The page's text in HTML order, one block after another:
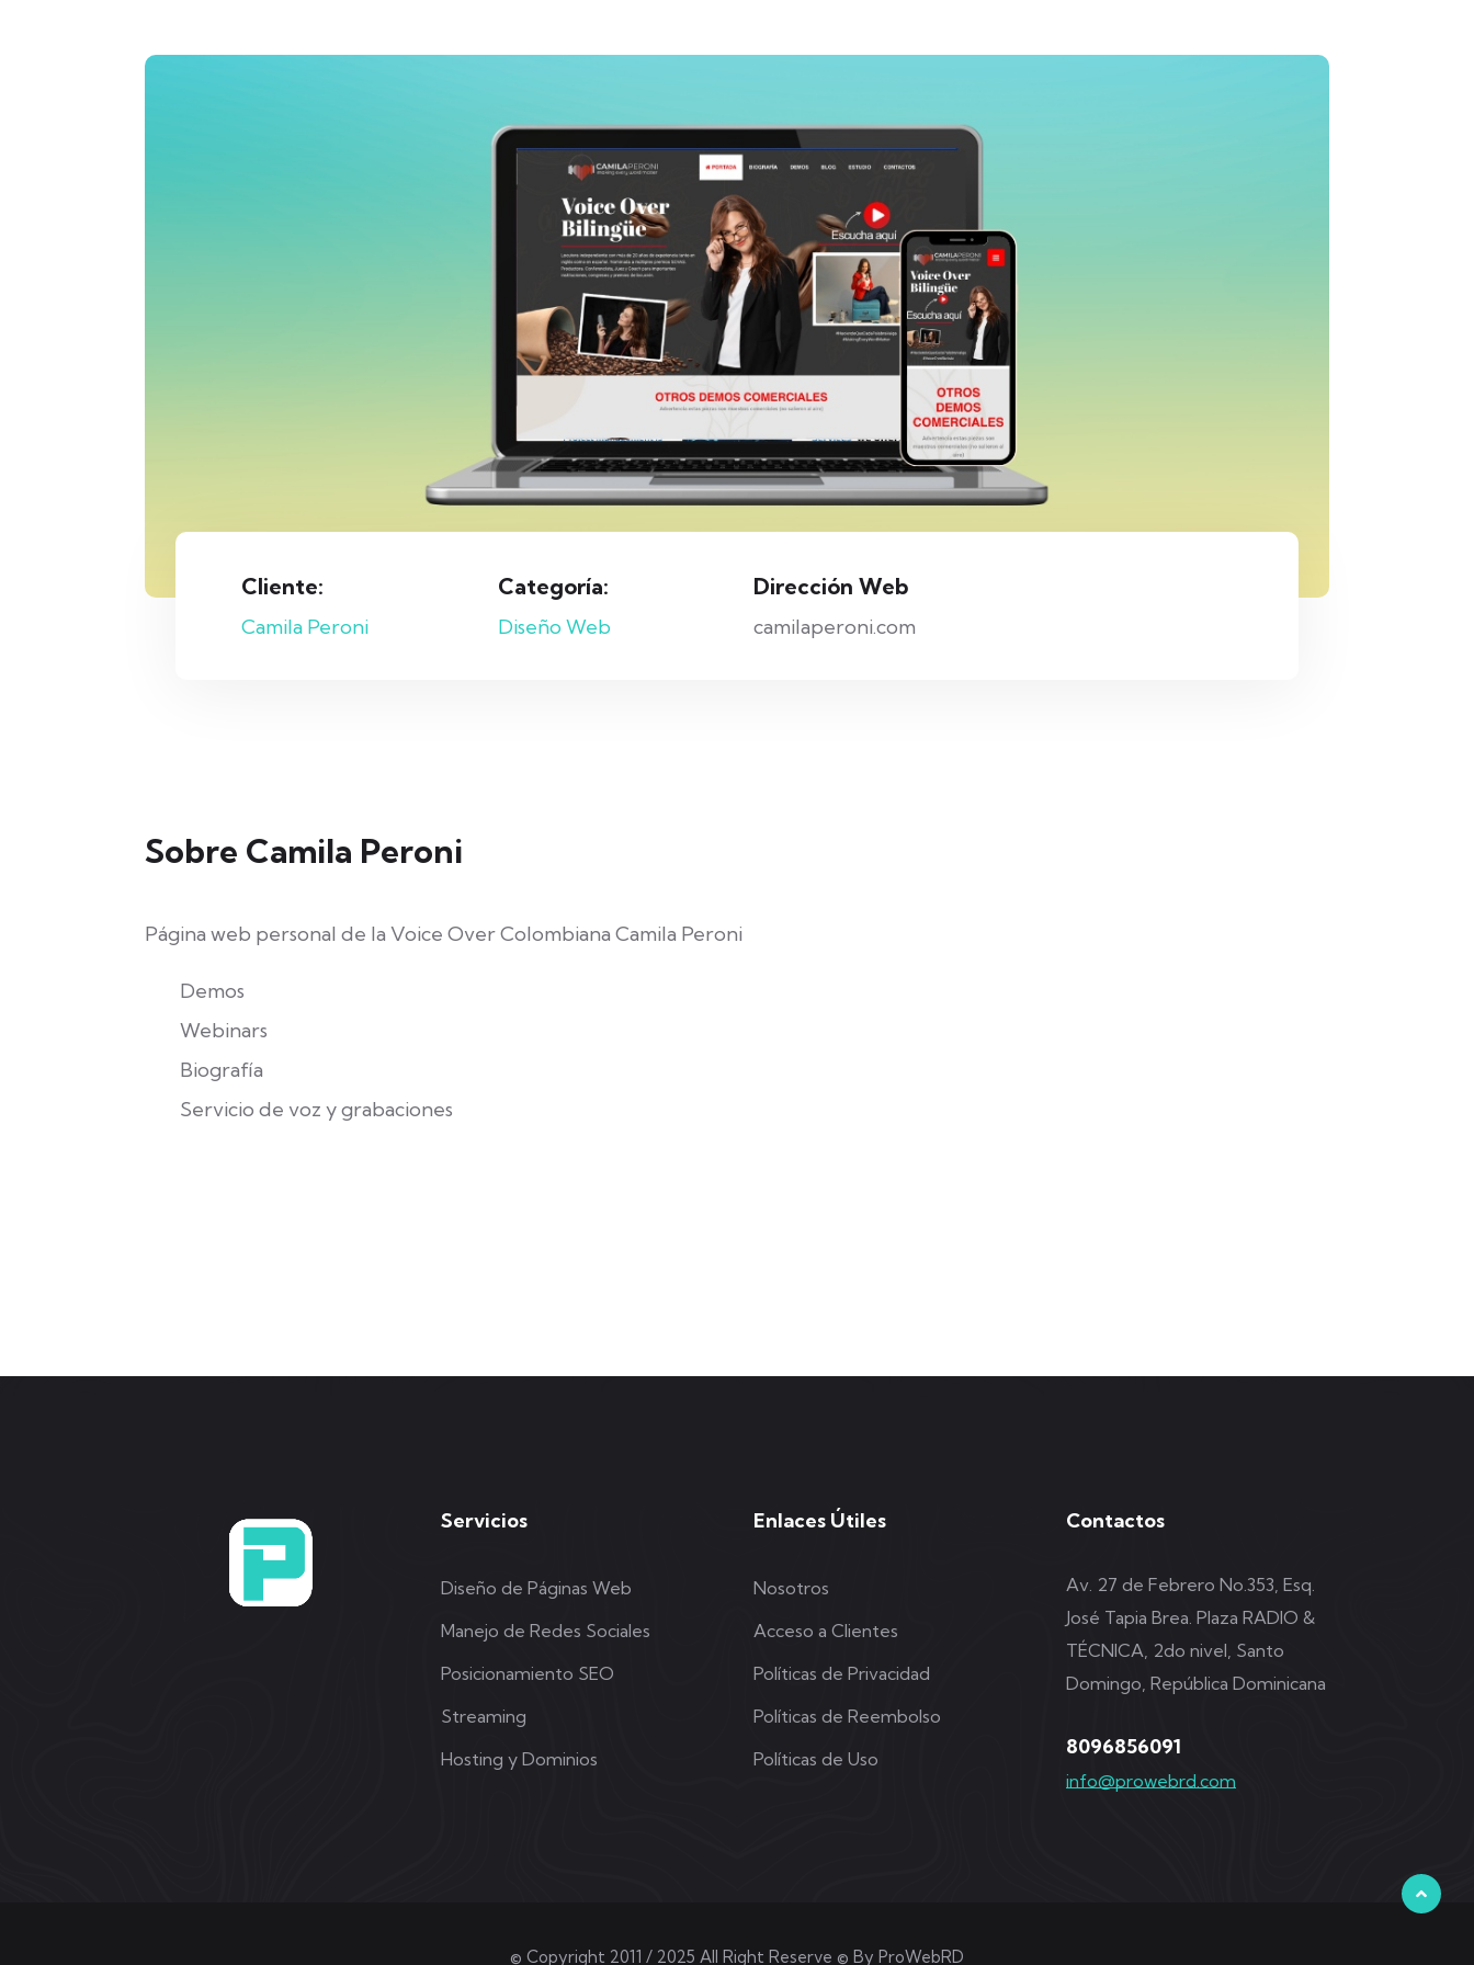
Cliente:
Camila Peroni
Categoría:
Diseño Web
Dirección Web
camilaperoni.com
Sobre Camila Peroni
Página web personal de la Voice Over Colombiana Camila Peroni
Demos
Webinars
Biografía
Servicio de voz y grabaciones
Servicios
Diseño de Páginas Web
Manejo de Redes Sociales
Posicionamiento SEO
Streaming
Hosting y Dominios
Enlaces Útiles
Nosotros
Acceso a Clientes
Políticas de Privacidad
Políticas de Reembolso
Políticas de Uso
Contactos
Av. 27 de Febrero No.353, Esq.
José Tapia Brea. Plaza RADIO &
TÉCNICA, 2do nivel, Santo
Domingo, República Dominicana
8096856091
info@prowebrd.com
© Copyright 2011 / 2025 All Right Reserve © By ProWebRD